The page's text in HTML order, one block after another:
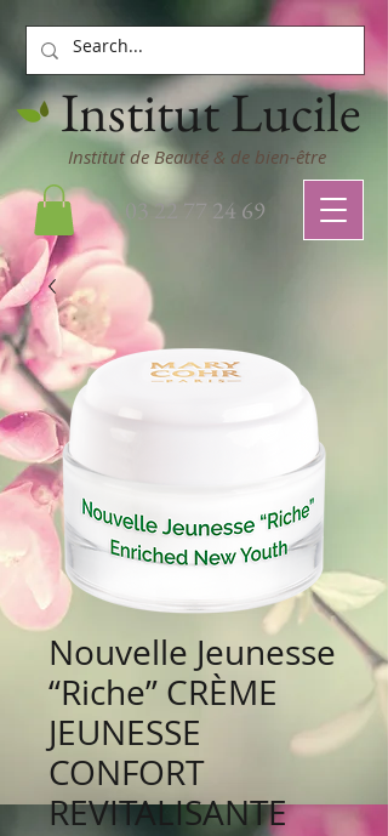
Institut Lucile
Institut de Beauté & de bien-être
03 22 77 24 69
Nouvelle Jeunesse
“Riche” CRÈME
JEUNESSE
CONFORT
REVITALISANTE